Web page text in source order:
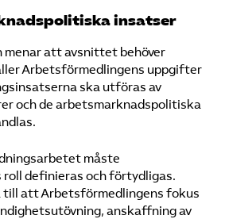
insatser
menar att avsnittet behöver
Arbetsförmedlingens uppgifter
ska utföras av
och de arbetsmarknadspolitiska
måste
definieras och förtydligas.
till att Arbetsförmedlingens fokus
anskaffning av